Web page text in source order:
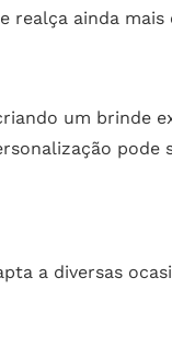
realça ainda
um brinde
a diversas